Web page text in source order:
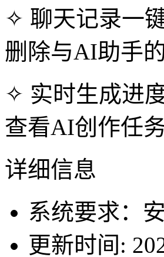
✧ 聊天记录一
删除与AI助手
✧ 实时生成进
查看AI创作任
详细信息
系统要求：
更新时间: